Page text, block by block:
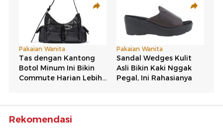
Rekomendasi